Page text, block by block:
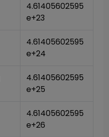
4.61405602595
e+23
4.61405602595
e+24
4.61405602595
e+25
4.61405602595
e+26